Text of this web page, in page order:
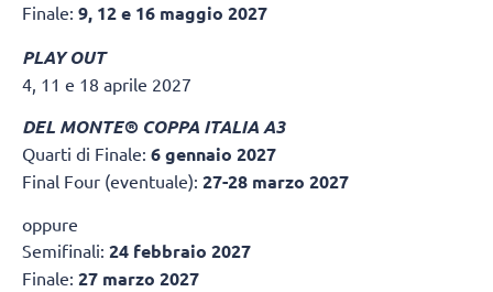
Finale: 9, 12 e 16 maggio 2027
PLAY OUT
4, 11 e 18 aprile 2027
DEL MONTE® COPPA ITALIA A3
Quarti di Finale: 6 gennaio 2027
Final Four (eventuale): 27-28 marzo 2027
oppure
Semifinali: 24 febbraio 2027
Finale: 27 marzo 2027